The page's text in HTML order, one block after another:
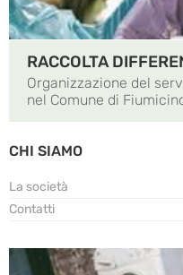
RACCOLTA
Organizzazione del
nel Comune di
CHI SIAMO
La società
Contatti